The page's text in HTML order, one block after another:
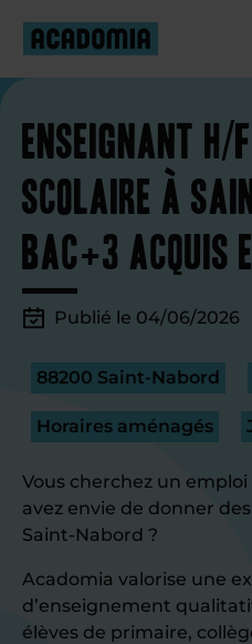
Enseignant H/
scolaire à
Bac+3 acquis
Publié le 04/06/2026
88200 Saint-Nabord
Horaires aménagés
Vous cherchez un
avez envie de donner
Saint-Nabord ?
Acadomia valorise une
d’enseignement
élèves de primaire,